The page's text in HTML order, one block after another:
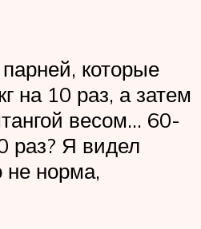
которые
на 10 раз, а затем
весом… 60-
раз? Я видел
не норма,